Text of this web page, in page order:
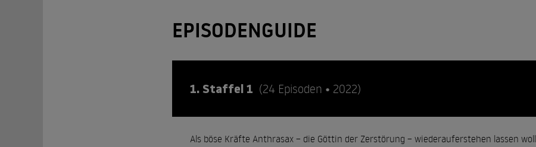
EPISODENGUIDE
1. Staffel 1 (24 Episoden • 2022)
Als böse Kräfte Anthrasax – die Göttin der Zerstörung – wiederauferstehen lassen